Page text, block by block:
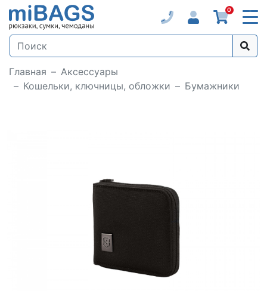
0
Главная
Аксессуары
Кошельки, ключницы, обложки
Бумажники